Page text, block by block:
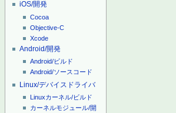
iOS/開発
Cocoa
Objective-C
Xcode
Android/開発
Android/ビルド
Android/ソースコード
Linux/デバイスドライバ
Linuxカーネル/ビルド
カーネルモジュール/開